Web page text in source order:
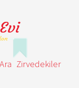
Zirvedekiler